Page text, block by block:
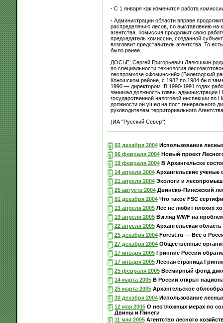
- С 1 января как изменится работа
- Администрации области вправе
распределению лесов, по выставлению на
агентства. Комиссия продолжит свою
председатель комиссии, созданной
возглавит представитель агентства. То
было ранее.
ДОСЬЕ: Сергей Григорьевич Лялюшкин
по специальности технология
леспромхозе «Фоминский» (Вилегодский
Коношском районе, с 1982 по 1984 был
1990 — директором. В 1990-1991 годах
занимал должность главы администрации
государственной налоговой инспекции
должности он ушел на пост генерального
руководителем территориального
(ИА "Русский Север")
02 декабря 2004Использование
06 февраля 2004Новый проект
19 февраля 2004В Архангельске
14 апреля 2004Архангельские ученые
21 апреля 2004Экологи и
25 августа 2004Двинско-Пинежский
01 декабря 2004Что такое FSC
13 апреля 2005Лес не любит плохих
19 апреля 2005Взгляд WWF на
22 апреля 2005Архангельская
25 декабря 2004Forest.ru — Все о
27 декабря 2004Общественные
17 января 2005Гринпис России
17 января 2005Лесная страница
25 февраля 2005Всемирный фонд
14 марта 2005В России открыт
25 марта 2005Архангельское
30 декабря 2004Использование
12 мая 2005О неотложных мерах по
Двины и Пинеги
11 мая 2005Агентство лесного